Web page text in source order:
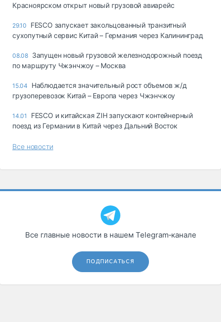
Топливо, масла и
Красноярском открыт новый грузовой авиарейс
29.10
FESCO запускает закольцованный транзитный
сухопутный сервис Китай – Германия через Калининград
08.08 Запущен новый грузовой железнодорожный поезд
по маршруту Чжэнчжоу – Москва
15.04
Наблюдается значительный рост объемов ж/д
грузоперевозок Китай – Европа через Чжэнчжоу
14.01
FESCO и китайская ZIH запускают контейнерный
поезд из Германии в Китай через Дальний Восток
Все новости
Все главные новости в нашем Telegram‑канале
ПОДПИСАТЬСЯ